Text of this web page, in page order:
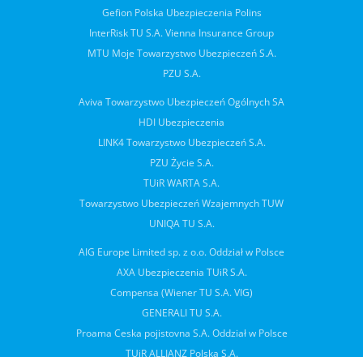
Gefion Polska Ubezpieczenia Polins
InterRisk TU S.A. Vienna Insurance Group
MTU Moje Towarzystwo Ubezpieczeń S.A.
PZU S.A.
Aviva Towarzystwo Ubezpieczeń Ogólnych SA
HDI Ubezpieczenia
LINK4 Towarzystwo Ubezpieczeń S.A.
PZU Życie S.A.
TUiR WARTA S.A.
Towarzystwo Ubezpieczeń Wzajemnych TUW
UNIQA TU S.A.
AIG Europe Limited sp. z o.o. Oddział w Polsce
AXA Ubezpieczenia TUiR S.A.
Compensa (Wiener TU S.A. VIG)
GENERALI TU S.A.
Proama Ceska pojistovna S.A. Oddział w Polsce
TUiR ALLIANZ Polska S.A.